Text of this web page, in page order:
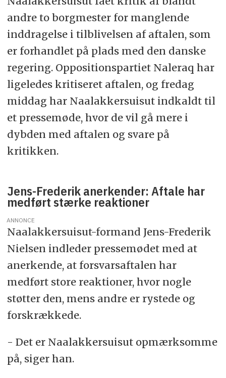
andre to borgmester for manglende
inddragelse i tilblivelsen af aftalen, som
er forhandlet på plads med den danske
regering. Oppositionspartiet Naleraq har
ligeledes kritiseret aftalen, og fredag
middag har Naalakkersuisut indkaldt til
et pressemøde, hvor de vil gå mere i
dybden med aftalen og svare på
kritikken.
Jens-Frederik anerkender: Aftale har
medført stærke reaktioner
ANNONCE
Naalakkersuisut-formand Jens-Frederik
Nielsen indleder pressemødet med at
anerkende, at forsvarsaftalen har
medført store reaktioner, hvor nogle
støtter den, mens andre er rystede og
forskrækkede.
- Det er Naalakkersuisut opmærksomme
på, siger han.